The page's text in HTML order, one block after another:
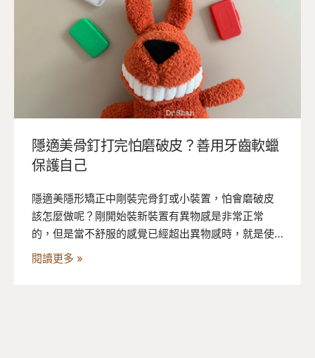
隱適美骨釘打完怕磨破皮？善用牙齒軟蠟
保護自己
隱適美隱形矯正中剛裝完骨釘或小裝置，怕會磨破皮
該怎麼做呢？剛開始裝新裝置有異物感是非常正常
的，但是當不舒服的感覺已經超出異物感時，就是使
用隱適美齒蠟的黃金時機！牙齒軟蠟看似不起眼其實
閱讀更多 »